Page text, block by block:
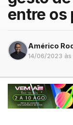
entre os
Américo
14/06/2023 às